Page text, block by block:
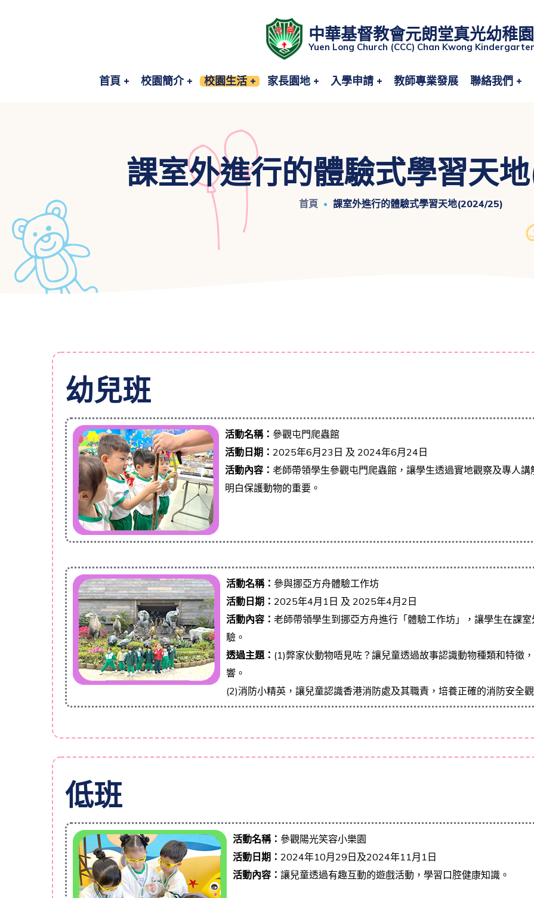
中華基督教會元朗堂真光幼稚園
Yuen Long Church (CCC) Chan Kwong
首頁 校園簡介 校園生活 家長園地 入學申請 教師專業發展 聯絡我們
課室外進行的體驗式學習天
首頁 課室外進行的體驗式學習天地(2024/25)
幼兒班
活動名稱：參觀屯門爬蟲館
活動日期：2025年6月23日 及 2024年6月24日
活動內容：老師帶領學生參觀屯門爬蟲館，讓學生透過實地觀察及專人
明白保護動物的重要。
活動名稱： 參與挪亞方舟體驗工作坊
活動日期： 2025年4月1日 及 2025年4月2日
活動內容： 老師帶領學生到挪亞方舟進行「體驗工作坊」，讓學生在課
驗。
透過主題： (1)弊家伙動物唔見咗？讓兒童透過故事認識動物種類和特徵
響。
(2)消防小精英，讓兒童認識香港消防處及其職責，培養正確的消防安全觀
低班
活動名稱： 參觀陽光笑容小樂園
活動日期： 2024年10月29日及2024年11月1日
活動內容： 讓兒童透過有趣互動的遊戲活動，學習口腔健康知識。